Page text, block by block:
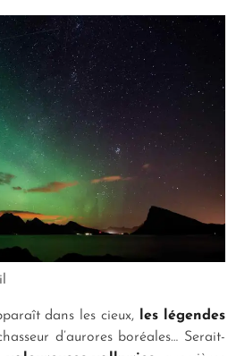
dans les cieux, les légendes
d’aurores boréales… Serait-